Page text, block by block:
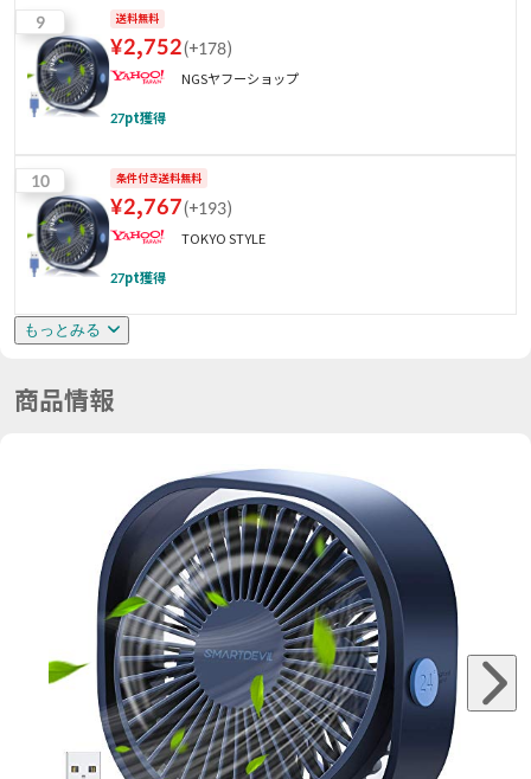
9 送料無料
¥2,752(+178)
NGSヤフーショップ
27pt獲得
10 条件付き送料無料
¥2,767(+193)
TOKYO STYLE
27pt獲得
もっとみる
商品情報